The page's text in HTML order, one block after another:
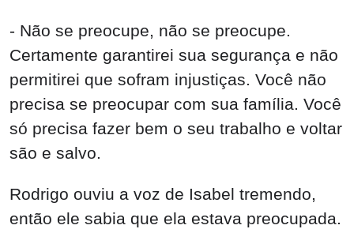
- Não se preocupe, não se preocupe.
Certamente garantirei sua segurança e não
permitirei que sofram injustiças. Você não
precisa se preocupar com sua família. Você
só precisa fazer bem o seu trabalho e voltar
são e salvo.
Rodrigo ouviu a voz de Isabel tremendo,
então ele sabia que ela estava preocupada.